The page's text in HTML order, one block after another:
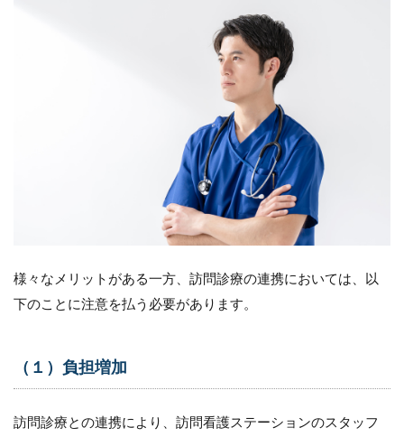
め
様々なメリットがある一方、訪問診療の連携においては、以
下のことに注意を払う必要があります。
（１）負担増加
訪問診療との連携により、訪問看護ステーションのスタッフ